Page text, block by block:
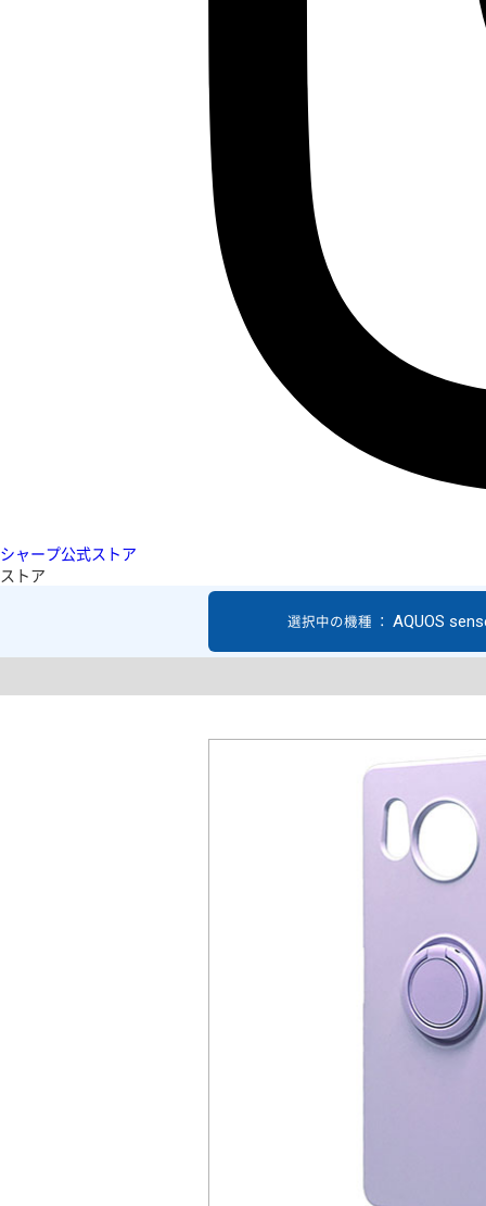
シャープ公式ストア
ストア
選択中の機種 ： AQUOS